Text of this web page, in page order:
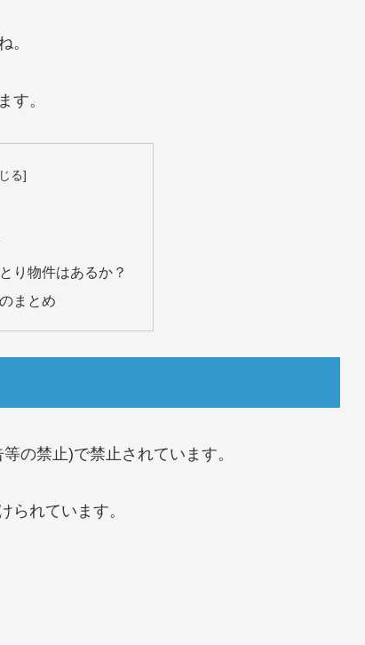
。
す。
り物件はあるか？
まとめ
の禁止)で禁止されています。
られています。